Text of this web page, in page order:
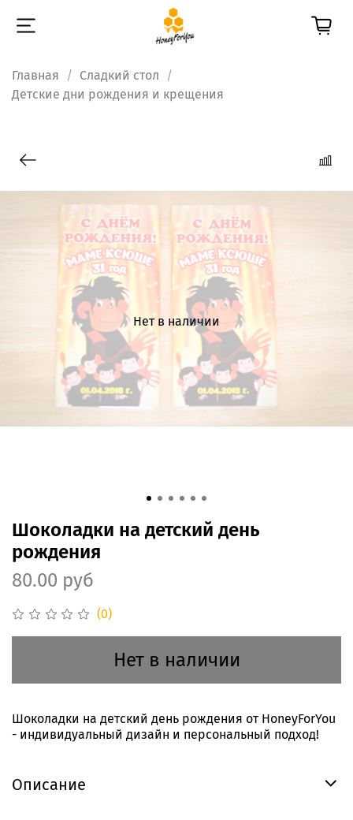
Главная
Сладкий стол
Детские дни рождения и крещения
Нет в наличии
(0)
Шоколадки на детский день
рождения
80.00 руб
Нет в наличии
Шоколадки на детский день рождения от HoneyForYou
- индивидуальный дизайн и персональный подход!
Описание